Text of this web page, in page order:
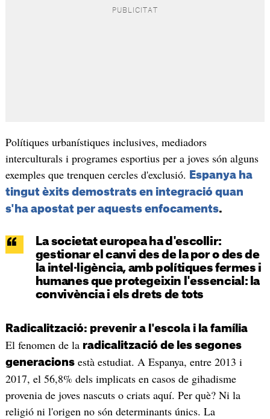
Polítiques urbanístiques inclusives, mediadors
interculturals i programes esportius per a joves són alguns
exemples que trenquen cercles d'exclusió.
Espanya ha
tingut èxits demostrats en integració quan
s'ha apostat per aquests enfocaments.
La societat europea ha d'escollir:
gestionar el canvi des de la por o des de
la intel·ligència, amb polítiques fermes i
humanes que protegeixin l'essencial: la
convivència i els drets de tots
Radicalització: prevenir a l'escola i la família
El fenomen de la radicalització de les segones
generacionsestà estudiat. A Espanya, entre 2013 i
2017, el 56,8% dels implicats en casos de gihadisme
provenia de joves nascuts o criats aquí. Per què? Ni la
religió ni l'origen no són determinants únics. La